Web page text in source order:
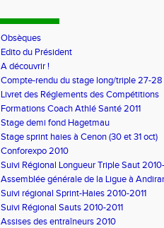
Obsèques
Edito du Président
A découvrir !
Compte-rendu du stage long/triple 27-28
Livret des Réglements des Compétitions
Formations Coach Athlé Santé 2011
Stage demi fond Hagetmau
Stage sprint haies à Cenon (30 et 31 oct)
Conforexpo 2010
Suivi Régional Longueur Triple Saut
Assemblée générale de la Ligue à
Suivi régional Sprint-Haies 2010-2011
Suivi Régional Sauts 2010-2011
Assises des entraîneurs 2010